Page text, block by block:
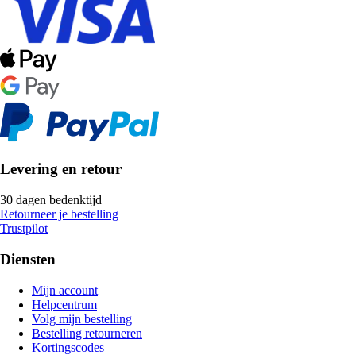
Levering en retour
30 dagen bedenktijd
Retourneer je bestelling
Trustpilot
Diensten
Mijn account
Helpcentrum
Volg mijn bestelling
Bestelling retourneren
Kortingscodes